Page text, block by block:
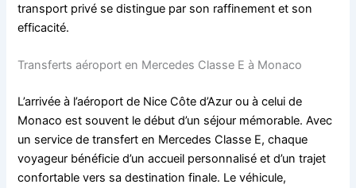
transport privé se distingue par son raffinement et son
efficacité.
Transferts aéroport en Mercedes Classe E à Monaco
L’arrivée à l’aéroport de Nice Côte d’Azur ou à celui de
Monaco est souvent le début d’un séjour mémorable. Avec
un service de transfert en Mercedes Classe E, chaque
voyageur bénéficie d’un accueil personnalisé et d’un trajet
confortable vers sa destination finale. Le véhicule,